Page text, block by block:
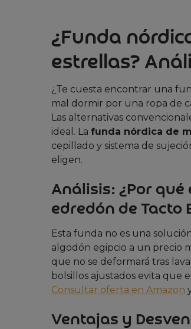
¿Funda
estrellas?
¿Te cuesta encontrar una
mal dormir por una ropa de
Las alternativas
ideal. La funda nórdica de
cepillado y sistema de
eligen.
Análisis: ¿Por
edredón de Tacto
Esta funda no es una
algodón egipcio a un precio
que no se deformará tras
bolsillos ajustados evita que
Consultar oferta en Amazon
Ventajas y